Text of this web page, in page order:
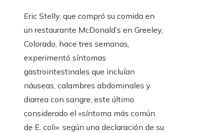
Eric Stelly, que compró su comida en
un restaurante McDonald’s en Greeley,
Colorado, hace tres semanas,
experimentó síntomas
gastrointestinales que incluían
náuseas, calambres abdominales y
diarrea con sangre, este último
considerado el «síntoma más común
de E. coli». según una declaración de su